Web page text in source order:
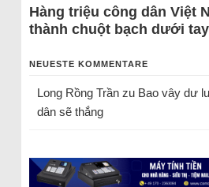
Hàng triệu công dân Việt
thành chuột bạch dưới
NEUESTE KOMMENTARE
Long Rồng Trầnzu Bao vây dư
dân sẽ thắng